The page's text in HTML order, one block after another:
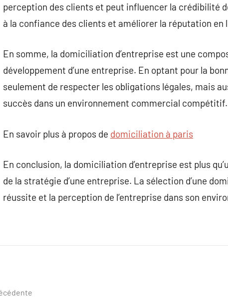
perception des clients et peut influencer la crédibilité
à la confiance des clients et améliorer la réputation en
En somme, la domiciliation d’entreprise est une
développement d’une entreprise. En optant pour la
seulement de respecter les obligations légales, mais
succès dans un environnement commercial compétitif.
En savoir plus à propos de domiciliation à paris
En conclusion, la domiciliation d’entreprise est plus
de la stratégie d’une entreprise. La sélection d’une
réussite et la perception de l’entreprise dans son